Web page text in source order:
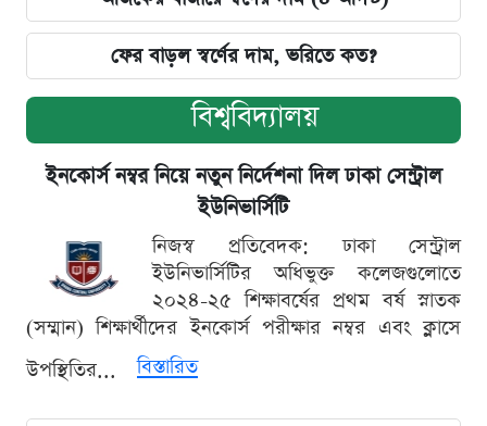
ফের বাড়ল স্বর্ণের দাম, ভরিতে কত?
বিশ্ববিদ্যালয়
ইনকোর্স নম্বর নিয়ে নতুন নির্দেশনা দিল ঢাকা সেন্ট্রাল
ইউনিভার্সিটি
নিজস্ব প্রতিবেদক: ঢাকা সেন্ট্রাল
ইউনিভার্সিটির অধিভুক্ত কলেজগুলোতে
২০২৪-২৫ শিক্ষাবর্ষের প্রথম বর্ষ স্নাতক
(সম্মান) শিক্ষার্থীদের ইনকোর্স পরীক্ষার নম্বর এবং ক্লাসে
উপস্থিতির...
বিস্তারিত